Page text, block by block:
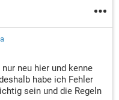
neu hier und kenne
habe ich Fehler
sein und die Regeln